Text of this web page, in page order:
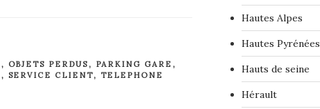
, OBJETS PERDUS, PARKING GARE ,
, SERVICE CLIENT, TELEPHONE
Hautes Alpes
Hautes Pyrénées
Hauts de seine
Hérault